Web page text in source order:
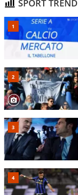
SPORT TREND